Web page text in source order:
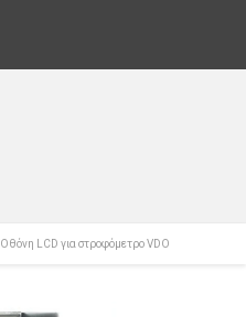
Οθόνη LCD για στροφόμετρο VDO